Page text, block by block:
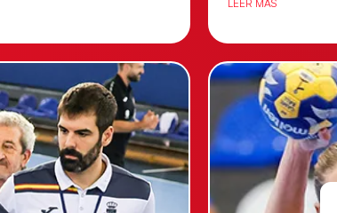
LEER MÁS